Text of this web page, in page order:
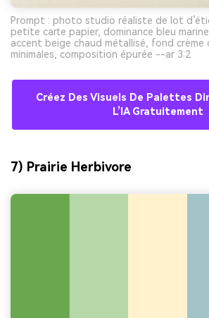
Prompt : photo studio réaliste de lot
petite carte papier, dominance bleu
accent beige chaud métallisé, fond crème
minimales, composition épurée --ar 3:2
Créez Des Visuels De Palettes
L’IA Gratuitement
7) Prairie Herbivore